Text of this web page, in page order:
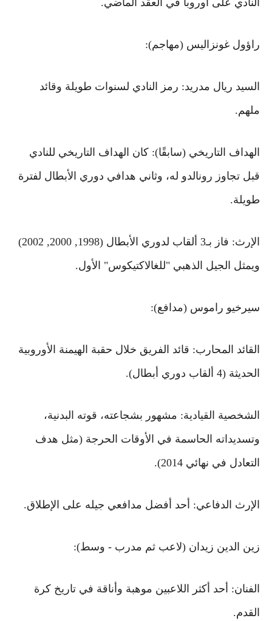
النادي على أوروبا في العقد الماضي.
راؤول غونزاليس (مهاجم):
السيد ريال مدريد: رمز النادي لسنوات طويلة وقائد
ملهم.
الهداف التاريخي (سابقًا): كان الهداف التاريخي للنادي
قبل تجاوز رونالدو له، وثاني هدافي دوري الأبطال لفترة
طويلة.
الإرث: فاز بـ3 ألقاب لدوري الأبطال (1998, 2000, 2002)
ويمثل الجيل الذهبي "للغالاكتيكوس" الأول.
سيرخيو راموس (مدافع):
القائد المحارب: قائد الفريق خلال حقبة الهيمنة الأوروبية
الحديثة (4 ألقاب دوري أبطال).
الشخصية القيادية: مشهور بشجاعته، قوته البدنية،
وتسديداته الحاسمة في الأوقات الحرجة (مثل هدف
التعادل في نهائي 2014).
الإرث الدفاعي: أحد أفضل مدافعي جيله على الإطلاق.
زين الدين زيدان (لاعب ثم مدرب - وسط):
الفنان: أحد أكثر اللاعبين موهبة وأناقة في تاريخ كرة
القدم.